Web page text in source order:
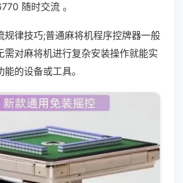
随时交流 。
规律技巧;普通麻将机程序控牌器一般
需对麻将机进行复杂安装操作就能实
的设备或工具。